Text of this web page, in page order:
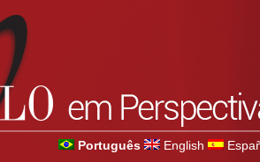
Português English